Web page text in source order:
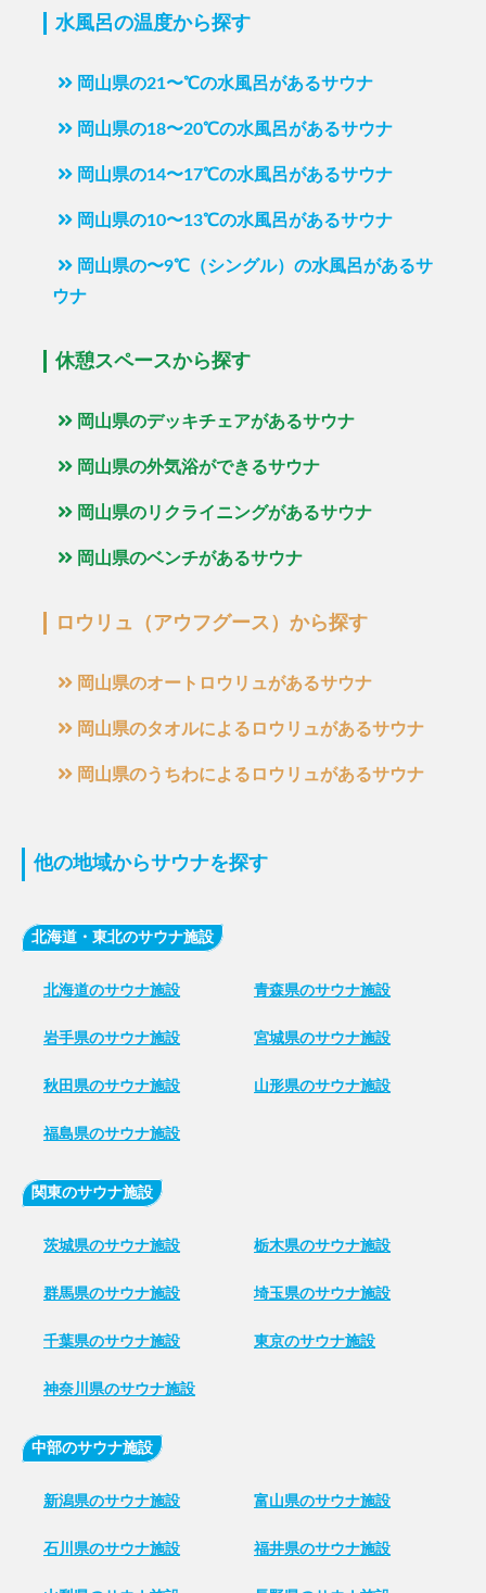
水風呂の温度から探す
岡山県の21〜℃の水風呂があるサウナ
岡山県の18〜20℃の水風呂があるサウナ
岡山県の14〜17℃の水風呂があるサウナ
岡山県の10〜13℃の水風呂があるサウナ
岡山県の〜9℃（シングル）の水風呂があるサ
ウナ
休憩スペースから探す
岡山県のデッキチェアがあるサウナ
岡山県の外気浴ができるサウナ
岡山県のリクライニングがあるサウナ
岡山県のベンチがあるサウナ
ロウリュ（アウフグース）から探す
岡山県のオートロウリュがあるサウナ
岡山県のタオルによるロウリュがあるサウナ
岡山県のうちわによるロウリュがあるサウナ
他の地域からサウナを探す
北海道・東北のサウナ施設
北海道のサウナ施設 青森県のサウナ施設
岩手県のサウナ施設 宮城県のサウナ施設
秋田県のサウナ施設 山形県のサウナ施設
福島県のサウナ施設
関東のサウナ施設
茨城県のサウナ施設 栃木県のサウナ施設
群馬県のサウナ施設 埼玉県のサウナ施設
千葉県のサウナ施設 東京のサウナ施設
神奈川県のサウナ施設
中部のサウナ施設
新潟県のサウナ施設 富山県のサウナ施設
石川県のサウナ施設 福井県のサウナ施設